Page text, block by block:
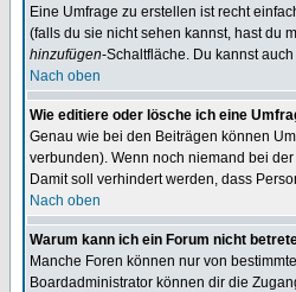
Eine Umfrage zu erstellen ist recht
(falls du sie nicht sehen kannst, hast du
hinzufügen-Schaltfläche. Du kannst
Nach oben
Wie editiere oder lösche ich eine
Genau wie bei den Beiträgen können
verbunden). Wenn noch niemand bei
Damit soll verhindert werden, dass
Nach oben
Warum kann ich ein Forum nicht
Manche Foren können nur von
Boardadministrator können dir die